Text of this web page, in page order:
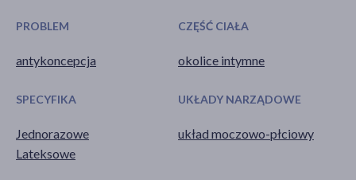
PROBLEM
antykoncepcja
CZĘŚĆ CIAŁA
okolice intymne
SPECYFIKA
Jednorazowe
Lateksowe
UKŁADY NARZĄDOWE
układ moczowo-płciowy